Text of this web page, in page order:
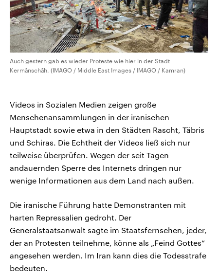
Auch gestern gab es wieder Proteste wie hier in der Stadt
Kermānschāh. (IMAGO / Middle East Images / IMAGO / Kamran)
Videos in Sozialen Medien zeigen große
Menschenansammlungen in der iranischen
Hauptstadt sowie etwa in den Städten Rascht, Täbris
und Schiras. Die Echtheit der Videos ließ sich nur
teilweise überprüfen. Wegen der seit Tagen
andauernden Sperre des Internets dringen nur
wenige Informationen aus dem Land nach außen.
Die iranische Führung hatte Demonstranten mit
harten Repressalien gedroht. Der
Generalstaatsanwalt sagte im Staatsfernsehen, jeder,
der an Protesten teilnehme, könne als „Feind Gottes“
angesehen werden. Im Iran kann dies die Todesstrafe
bedeuten.